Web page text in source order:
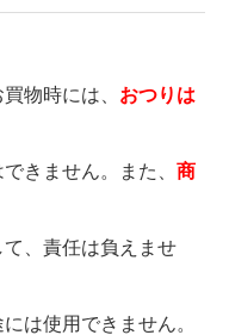
物時には、 おつりは
きません。また、 商
て、責任は負えませ
は使用できません。